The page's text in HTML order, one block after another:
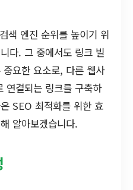
색 엔진 순위를 높이기 위
다. 그 중에서도 링크 빌
요한 요소로, 다른 웹사
연결되는 링크를 구축하
SEO 최적화를 위한 효
알아보겠습니다.